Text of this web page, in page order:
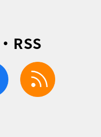
RSS
facebook